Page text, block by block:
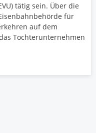
tätig sein. Über die
für
auf dem
Tochterunternehmen